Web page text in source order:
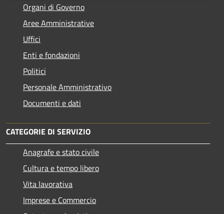
Organi di Governo
Aree Amministrative
Uffici
Enti e fondazioni
Politici
Personale Amministrativo
Documenti e dati
CATEGORIE DI SERVIZIO
Anagrafe e stato civile
Cultura e tempo libero
Vita lavorativa
Imprese e Commercio